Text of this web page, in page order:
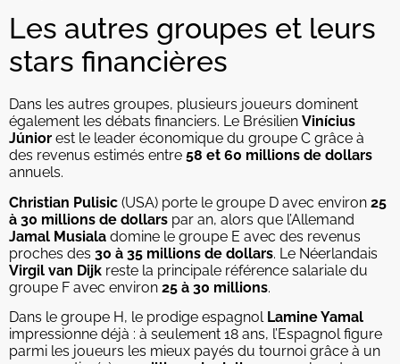
Les autres groupes et leurs
stars financières
Dans les autres groupes, plusieurs joueurs dominent
également les débats financiers. Le Brésilien Vinícius
Júnior est le leader économique du groupe C grâce à
des revenus estimés entre 58 et 60 millions de dollars
annuels.
Christian Pulisic (USA) porte le groupe D avec environ 25
à 30 millions de dollars par an, alors que l’Allemand
Jamal Musiala domine le groupe E avec des revenus
proches des 30 à 35 millions de dollars. Le Néerlandais
Virgil van Dijk reste la principale référence salariale du
groupe F avec environ 25 à 30 millions.
Dans le groupe H, le prodige espagnol Lamine Yamal
impressionne déjà : à seulement 18 ans, l’Espagnol figure
parmi les joueurs les mieux payés du tournoi grâce à un